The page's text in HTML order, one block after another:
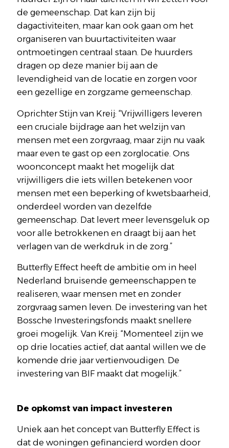
de gemeenschap. Dat kan zijn bij
dagactiviteiten, maar kan ook gaan om het
organiseren van buurtactiviteiten waar
ontmoetingen centraal staan. De huurders
dragen op deze manier bij aan de
levendigheid van de locatie en zorgen voor
een gezellige en zorgzame gemeenschap.
Oprichter Stijn van Kreij: “Vrijwilligers leveren
een cruciale bijdrage aan het welzijn van
mensen met een zorgvraag, maar zijn nu vaak
maar even te gast op een zorglocatie. Ons
woonconcept maakt het mogelijk dat
vrijwilligers die iets willen betekenen voor
mensen met een beperking of kwetsbaarheid,
onderdeel worden van dezelfde
gemeenschap. Dat levert meer levensgeluk op
voor alle betrokkenen en draagt bij aan het
verlagen van de werkdruk in de zorg.”
Butterfly Effect heeft de ambitie om in heel
Nederland bruisende gemeenschappen te
realiseren, waar mensen met en zonder
zorgvraag samen leven. De investering van het
Bossche Investeringsfonds maakt snellere
groei mogelijk. Van Kreij: “Momenteel zijn we
op drie locaties actief, dat aantal willen we de
komende drie jaar vertienvoudigen. De
investering van BIF maakt dat mogelijk.”
De opkomst van impact investeren
Uniek aan het concept van Butterfly Effect is
dat de woningen gefinancierd worden door